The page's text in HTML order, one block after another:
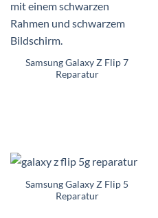
Samsung Galaxy Z Flip 7
Reparatur
Samsung Galaxy Z Flip 5
Reparatur